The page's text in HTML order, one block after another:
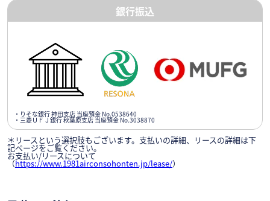
銀行振込
・りそな銀行 神田支店 当座預金 No.0538640
・三菱ＵＦＪ銀行 秋葉原支店 当座預金 No.3038870
＊リースという選択肢もございます。支払いの詳細、リースの詳細は下
記ページをご覧ください。
お支払い/リースについて
（https://www.1981airconsohonten.jp/lease/）